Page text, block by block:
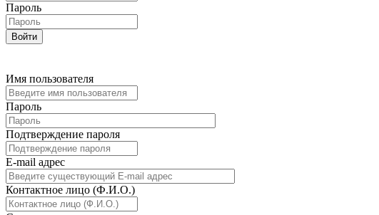
Пароль
Войти
Имя пользователя
Пароль
Подтверждение пароля
E-mail адреc
Контактное лицо (Ф.И.О.)